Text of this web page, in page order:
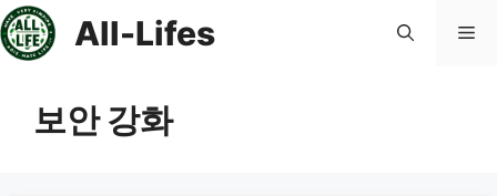
컨
텐
All-Lifes 메
보안 강화